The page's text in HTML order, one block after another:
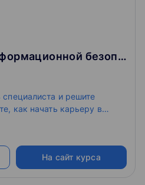
Специалист по информационной безопасности: старт карьеры
и решите
как начать карьеру в
На сайт курса